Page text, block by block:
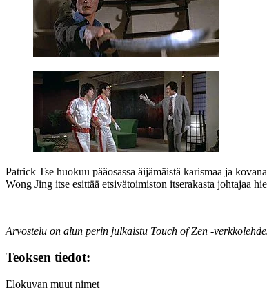
Patrick Tse huokuu pääosassa äijämäistä karismaa ja
Wong Jing itse esittää etsivätoimiston itserakasta johtajaa
Arvostelu on alun perin julkaistu Touch of Zen
Teoksen tiedot:
Elokuvan muut nimet